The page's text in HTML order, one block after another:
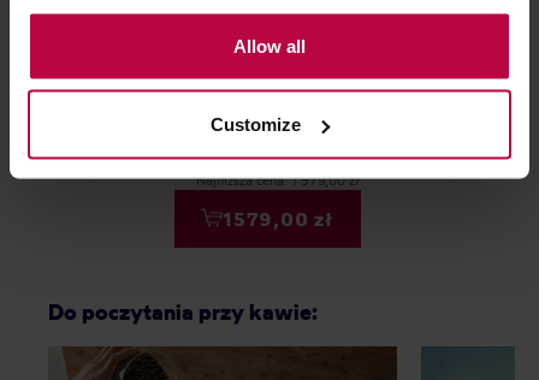
the controller’s (namely, ALL GOOD S.A., ul.
Mazowiecka 24I/U9, 78-100 Kołobrzeg) or third parties’
legitimate interests which are to ensure a high quality of
activities of the controller and authorized entities. More
information about cookies and the personal data
processing, including your rights, can be found in the
Allow all
Customize
1799,00 zł
Najniższa cena: 1 579,00 zł
1579,00 zł
Do poczytania przy kawie: